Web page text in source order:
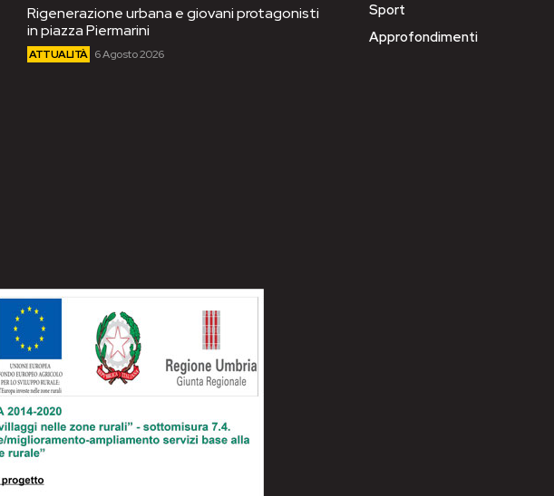
Rigenerazione urbana e giovani protagonisti
in piazza Piermarini
ATTUALITÀ 6 Agosto 2026
Sport
Approfondimenti